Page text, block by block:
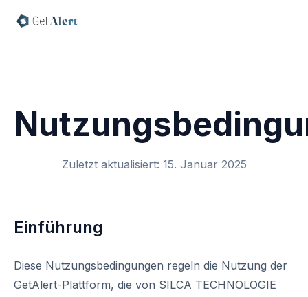
Zuletzt aktualisiert: 15. Januar 2025
Einführung
Diese Nutzungsbedingungen regeln die Nutzung der
GetAlert-Plattform, die von SILCA TECHNOLOGIE